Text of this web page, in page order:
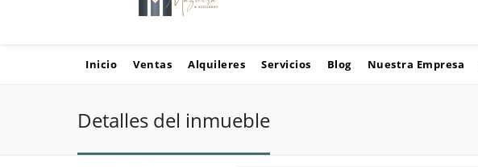
Inicio Ventas Alquileres Servicios Blog Nuestra Empresa
Detalles del inmueble